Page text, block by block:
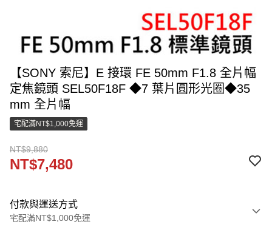
【SONY 索尼】E 接環 FE 50mm F1.8 全片幅
定焦鏡頭 SEL50F18F ◆7 葉片圓形光圈◆35
mm 全片幅
宅配滿NT$1,000免運
NT$9,880
NT$7,480
付款與運送方式
宅配滿NT$1,000免運